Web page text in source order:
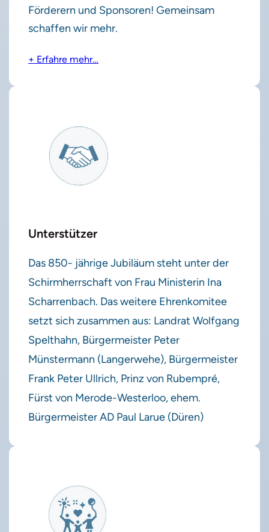
Förderern und Sponsoren! Gemeinsam
schaffen wir mehr.
+ Erfahre mehr…
Unterstützer
Das 850- jährige Jubiläum steht unter der
Schirmherrschaft von Frau Ministerin Ina
Scharrenbach. Das weitere Ehrenkomitee
setzt sich zusammen aus: Landrat Wolfgang
Spelthahn, Bürgermeister Peter
Münstermann (Langerwehe), Bürgermeister
Frank Peter Ullrich, Prinz von Rubempré,
Fürst von Merode-Westerloo, ehem.
Bürgermeister AD Paul Larue (Düren)